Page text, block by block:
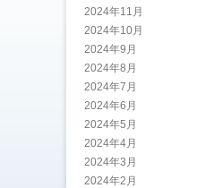
2024年11月
2024年10月
2024年9月
2024年8月
2024年7月
2024年6月
2024年5月
2024年4月
2024年3月
2024年2月